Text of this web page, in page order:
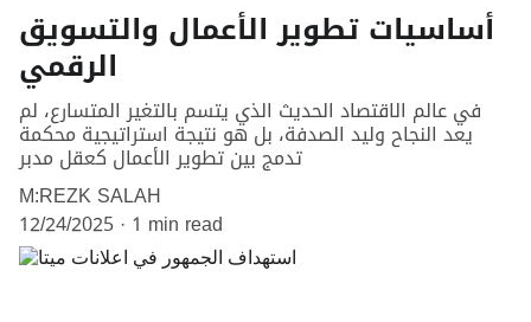
أساسيات تطوير الأعمال والتسويق
الرقمي
في عالم الاقتصاد الحديث الذي يتسم بالتغير المتسارع، لم
يعد النجاح وليد الصدفة، بل هو نتيجة استراتيجية محكمة
تدمج بين تطوير الأعمال كعقل مدبر
M:REZK SALAH
12/24/2025 1 min read